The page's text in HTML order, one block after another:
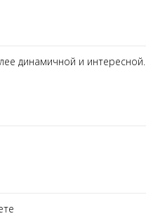
динамичной и интересной.